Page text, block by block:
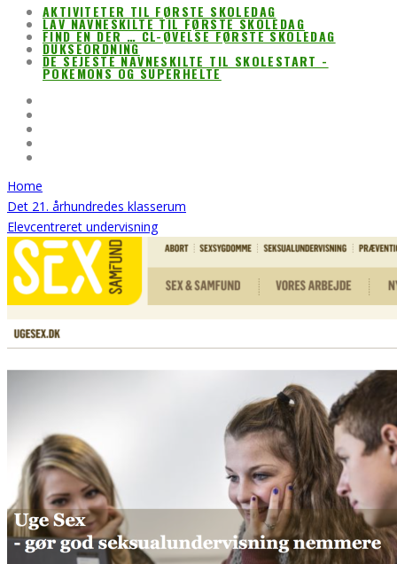
AKTIVITETER TIL FØRSTE SKOLEDAG
LAV NAVNESKILTE TIL FØRSTE SKOLEDAG
FIND EN DER … CL-ØVELSE FØRSTE SKOLEDAG
DUKSEORDNING
DE SEJESTE NAVNESKILTE TIL SKOLESTART -
POKEMONS OG SUPERHELTE
Home
Det 21. århundredes klasserum
Elevcentreret undervisning